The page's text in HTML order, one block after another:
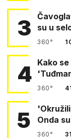
3
su u
360°
4 Kako
360°
5
Onda
360°